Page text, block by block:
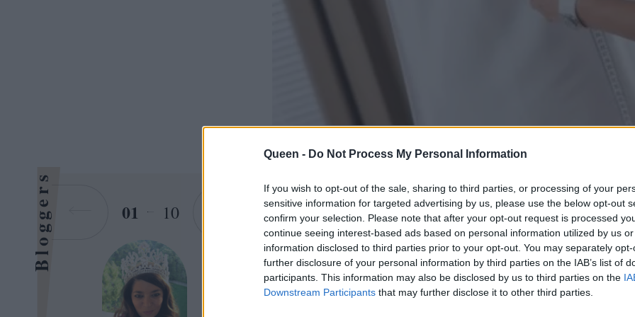
Queen - Do Not Process My Personal Information
If you wish to opt-out of the sale, sharing to third parties, or processing of your
sensitive information for targeted advertising by us, please use the below opt-out
confirm your selection. Please note that after your opt-out request is processed
continue seeing interest-based ads based on personal information utilized by us
information disclosed to third parties prior to your opt-out. You may separately
further disclosure of your personal information by third parties on the IAB’s list of
participants. This information may also be disclosed by us to third parties on the
Downstream Participants that may further disclose it to other third parties.
Το φανταστήκατε, το αναζητήσατε, το βρήκατε
νυφικό των ονείρων σας. Και τώρα τι;
θα σας περιμένει πανέτοιμο, σιδερωμένο και
φροντισμένο, απλωμένο πάνω στο κρεβάτι σας
χωρίς να χρειαστεί η δική σας συμμετοχή; Αμ
Bloggers 01 10